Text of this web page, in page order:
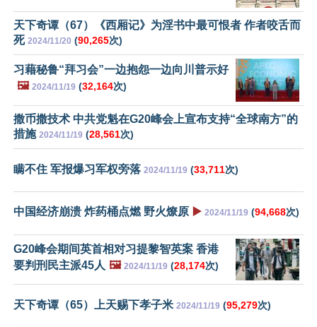
天下奇谭（67）《西厢记》为淫书中最可恨者 作者咬舌而
死 2024/11/20 (90,265次)
习藉秘鲁“拜习会”一边抱怨一边向川普示好
🖼️ 2024/11/19 (32,164次)
撒币撒技术 中共党魁在G20峰会上宣布支持“全球南方”的
措施 2024/11/19 (28,561次)
瞒不住 军报爆习军权旁落 2024/11/19 (33,711次)
中国经济崩溃 炸药桶点燃 野火燎原 ▶️ 2024/11/19 (94,668次)
G20峰会期间英首相对习提黎智英案 香港
要判刑民主派45人 🖼️ 2024/11/19 (28,174次)
天下奇谭（65）上天赐下孝子米 2024/11/19 (95,279次)